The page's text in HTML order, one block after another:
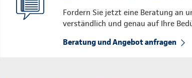
Fordern Sie jetzt eine Beratung an
verständlich und genau auf Ihre
Beratung und Angebot anfragen